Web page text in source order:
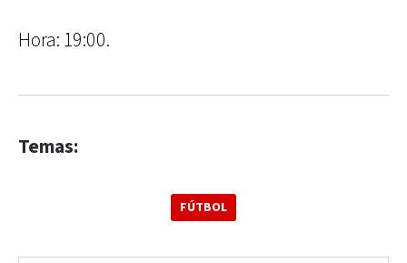
Hora: 19:00.
Temas:
FÚTBOL